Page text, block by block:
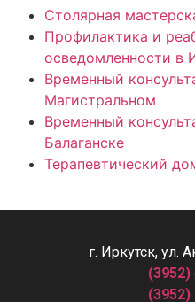
Столярная
Профилактика и
осведомленности в
Временный
Магистральном
Временный
Балаганске
Терапевтический
г. Иркутск, ул.
(3952)
(3952)